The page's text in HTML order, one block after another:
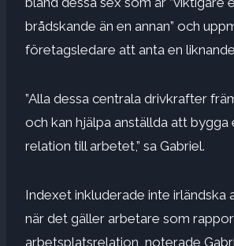
brådskande än en annan” och
företagsledare att anta en
”Alla dessa centrala drivkrafter
och kan hjälpa anställda att bygga
relation till arbetet,” sa Gabriel.
Indexet inkluderade inte irländska
när det gäller arbetare som
arbetsplatsrelation, noterade